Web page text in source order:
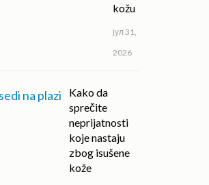
kožu
јул 31,
2026
Kako da
sprečite
neprijatnosti
koje nastaju
zbog isušene
kože